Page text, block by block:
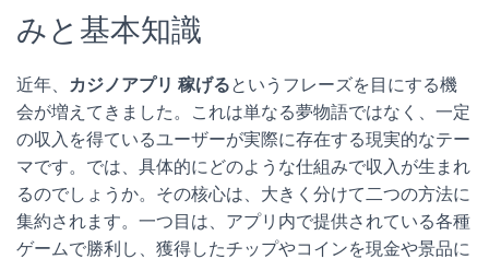
みと基本知識
近年、 カジノアプリ 稼げるというフレーズを目にする機
会が増えてきました。これは単なる夢物語ではなく、一定
の収入を得ているユーザーが実際に存在する現実的なテー
マです。では、具体的にどのような仕組みで収入が生まれ
るのでしょうか。その核心は、大きく分けて二つの方法に
集約されます。一つ目は、アプリ内で提供されている各種
ゲームで勝利し、獲得したチップやコインを現金や景品に